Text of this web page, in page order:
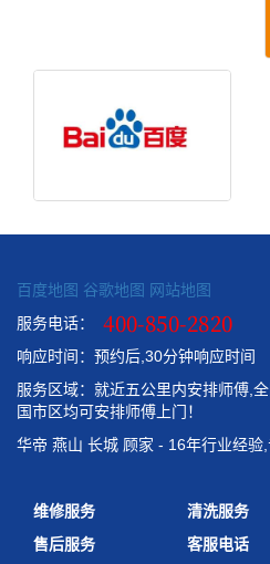
百度地图 谷歌地图 网站地图
服务电话：
响应时间：预约后,30分钟响应时间
服务区域：就近五公里内安排师傅,
国市区均可安排师傅上门！
华帝 燕山 长城 顾家 - 16年行业经验
维修服务 清洗服务
售后服务
客服电话